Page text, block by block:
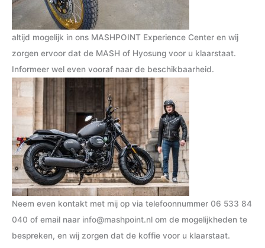
altijd mogelijk in ons MASHPOINT Experience Center en wij
zorgen ervoor dat de MASH of Hyosung voor u klaarstaat.
Informeer wel even vooraf naar de beschikbaarheid.
Neem even kontakt met mij op via telefoonnummer 06 533 84
040 of email naar info@mashpoint.nl om de mogelijkheden te
bespreken, en wij zorgen dat de koffie voor u klaarstaat.